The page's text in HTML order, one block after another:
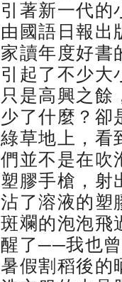
引著新一代的
由國語日報出
家讀年度好書
引起了不少大
只是高興之餘
少了什麼？卻
綠草地上，看
們並不是在吹
塑膠手槍，射
沾了溶液的塑
斑斕的泡泡飛
醒了──我也
暑假割稻後的